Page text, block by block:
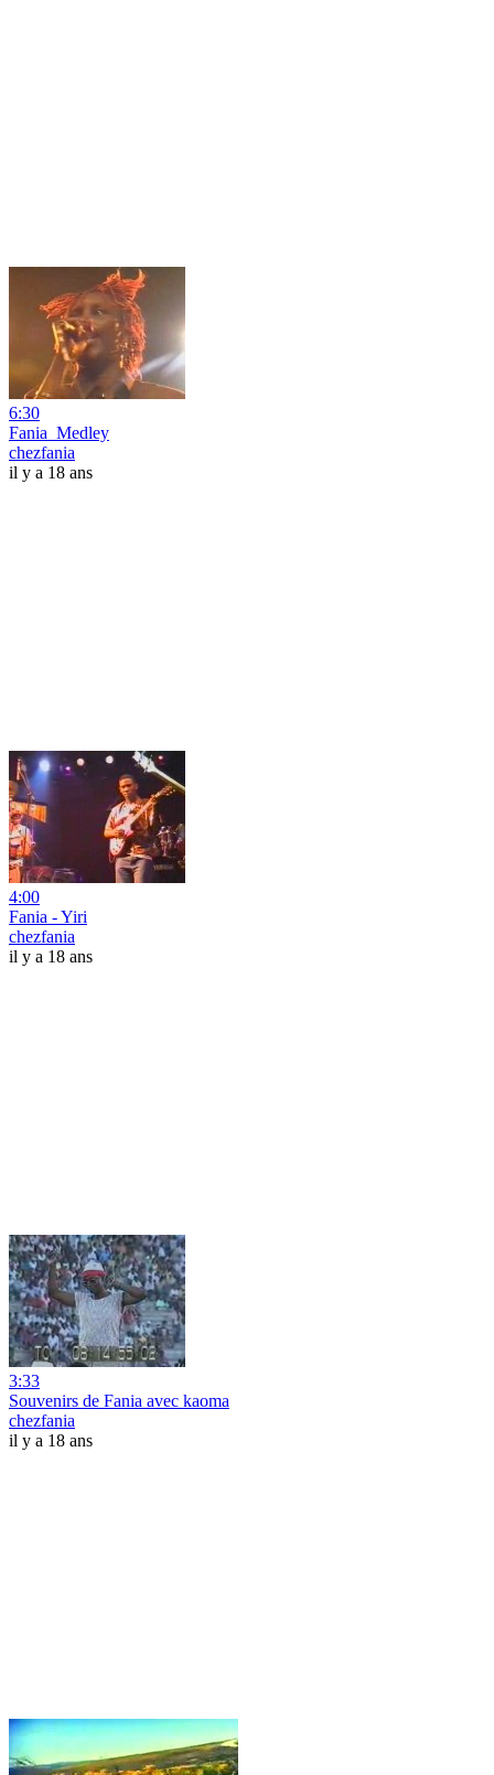
6:30
Fania_Medley
chezfania
il y a 18 ans
4:00
Fania - Yiri
chezfania
il y a 18 ans
3:33
Souvenirs de Fania avec kaoma
chezfania
il y a 18 ans